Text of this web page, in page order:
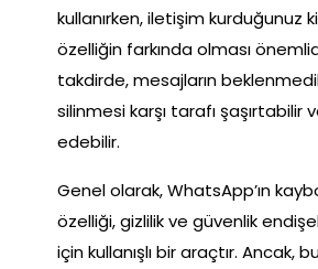
kullanırken, iletişim kurduğunuz
özelliğin farkında olması
takdirde, mesajların
silinmesi karşı tarafı şaşırtabilir
edebilir.
Genel olarak, WhatsApp’ın
özelliği, gizlilik ve güvenlik
için kullanışlı bir araçtır. Ancak,